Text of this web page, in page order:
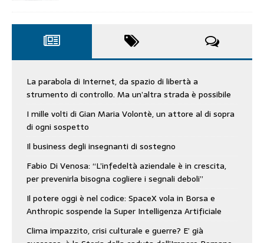
La parabola di Internet, da spazio di libertà a
strumento di controllo. Ma un’altra strada è possibile
I mille volti di Gian Maria Volontè, un attore al di sopra
di ogni sospetto
Il business degli insegnanti di sostegno
Fabio Di Venosa: “L’infedeltà aziendale è in crescita,
per prevenirla bisogna cogliere i segnali deboli”
Il potere oggi è nel codice: SpaceX vola in Borsa e
Anthropic sospende la Super Intelligenza Artificiale
Clima impazzito, crisi culturale e guerre? E’ già